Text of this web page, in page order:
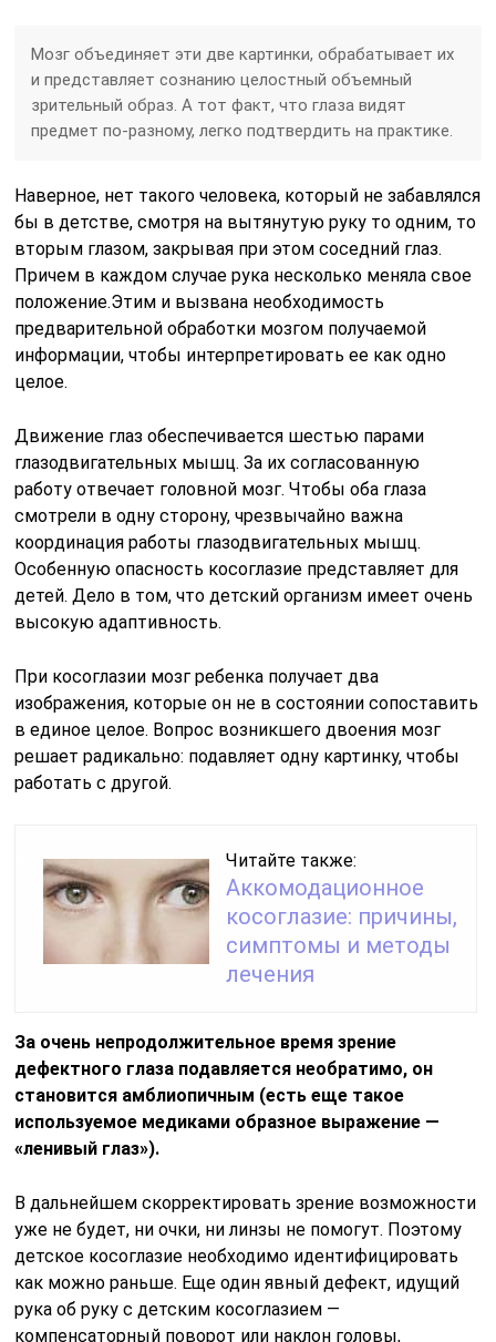
Мозг объединяет эти две картинки, обрабатывает их
и представляет сознанию целостный объемный
зрительный образ. А тот факт, что глаза видят
предмет по-разному, легко подтвердить на практике.
Наверное, нет такого человека, который не забавлялся
бы в детстве, смотря на вытянутую руку то одним, то
вторым глазом, закрывая при этом соседний глаз.
Причем в каждом случае рука несколько меняла свое
положение.Этим и вызвана необходимость
предварительной обработки мозгом получаемой
информации, чтобы интерпретировать ее как одно
целое.
Движение глаз обеспечивается шестью парами
глазодвигательных мышц. За их согласованную
работу отвечает головной мозг. Чтобы оба глаза
смотрели в одну сторону, чрезвычайно важна
координация работы глазодвигательных мышц.
Особенную опасность косоглазие представляет для
детей. Дело в том, что детский организм имеет очень
высокую адаптивность.
При косоглазии мозг ребенка получает два
изображения, которые он не в состоянии сопоставить
в единое целое. Вопрос возникшего двоения мозг
решает радикально: подавляет одну картинку, чтобы
работать с другой.
Читайте также:
Аккомодационное
косоглазие: причины,
симптомы и методы
лечения
За очень непродолжительное время зрение
дефектного глаза подавляется необратимо, он
становится амблиопичным (есть еще такое
используемое медиками образное выражение —
«ленивый глаз»).
В дальнейшем скорректировать зрение возможности
уже не будет, ни очки, ни линзы не помогут. Поэтому
детское косоглазие необходимо идентифицировать
как можно раньше. Еще один явный дефект, идущий
рука об руку с детским косоглазием —
компенсаторный поворот или наклон головы,